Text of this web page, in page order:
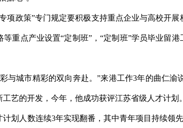
项政策”专门规定要积极支持重点企业与高校开
重点产业设置“定制班”，“定制班”学员毕业留
与城市精彩的双向奔赴。”来港工作3年的曲仁
艺的开发，今年，他成功获评江苏省级人才计划。
计划人数连续3年实现翻番，其中青年项目持续领